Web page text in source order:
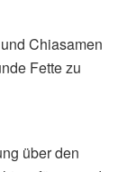
Chiasamen
Fette zu
über den